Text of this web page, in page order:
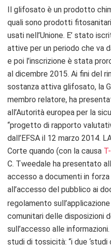
Il glifosato è un prodotto
quali sono prodotti
usati nell’Unione. E’ stato
attive per un periodo che va
e poi l’inscrizione è stata
al dicembre 2015. Ai fini del
sostanza attiva glifosato, la
membro relatore, ha
all’Autorità europea per la
“progetto di rapporto
dall’EFSA il 12 marzo 2014.
Corte quando (con la causa
C. Tweedale ha presentato
accesso a documenti in
all’accesso del pubblico ai
regolamento
comunitari delle disposizioni
sull’accesso alle
studi di tossicità: “i due ‘studi